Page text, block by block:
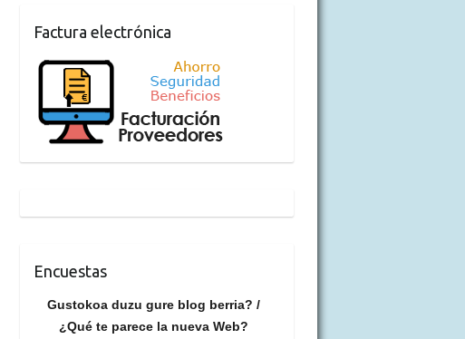
Factura electrónica
Encuestas
Gustokoa duzu gure blog berria? /
¿Qué te parece la nueva Web?